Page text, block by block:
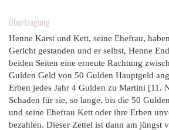
Übertragung
Henne Karst und Kett, seine Ehefrau,
Gericht gestanden und er selbst, Henne
beiden Seiten eine erneute Rachtung
Gulden Geld von 50 Gulden Hauptgeld
Erben jedes Jahr 4 Gulden zu Martini [11.
Schaden für sie, so lange, bis die 50
und seine Ehefrau Kett oder ihre Erben
bezahlen. Dieser Zettel ist dann am jüngst